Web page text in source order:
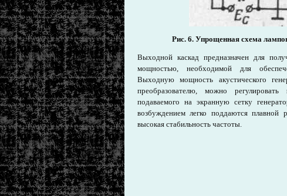
Рис. 6. Упрощенная схема
Выходной каскад предназначен для
мощностью, необходимой для
Выходную мощность акустического
преобразователю, можно
подаваемого на экранную сетку
возбуждением легко поддаются плавной
высокая стабильность частоты.